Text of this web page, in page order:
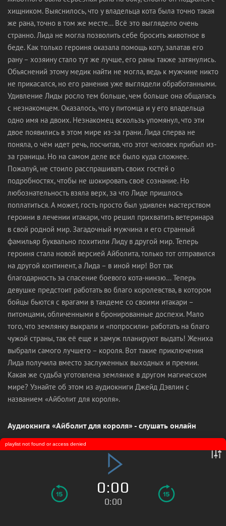
хищником. Выяснилось, что у владельца кота была точно такая
же рана, точно в том же месте… Всё это выглядело очень
странно. Лида не могла позволить себе бросить животное в
беде. Как только героиня оказала помощь коту, залатав его
рану – хозяину стало тут же лучше, его раны также затянулись.
Объяснений этому медик найти не могла, ведь к мужчине никто
не прикасался, но его ранения уже выглядели обработанными.
Удивление Лиды росло тем больше, чем больше она общалась
с незнакомцем. Оказалось, что у питомца и у его владельца
одно имя на двоих. Незнакомец вскользь упомянул, что эти
двое появились в этом мире из-за грани. Лида сперва не
поняла, о чём идет речь, посчитав, что этот человек прибыл из-
за границы. Но на самом деле всё было куда сложнее.
Пожалуй, не стоило расспрашивать своих гостей о
подробностях, чтобы не шокировать своё сознание. Но
любознательность взяла верх, за что Лиде пришлось
поплатиться. А может, гость просто был удивлен мастерством
героини в лечении итакари, что решил прихватить ветеринара
в свой родной мир. Загадочный мужчина и его странный
фамильяр буквально похитили Лиду в другой мир. Теперь
героиня стала новой версией Айболита, только тот отправился
на другой континент, а Лида – в иной мир! Вот так
благодарность за спасение боевого кота-нинзю… Теперь
девушке предстоит работать во благо королевства, в котором
бойцы бьются с врагами в тандеме со своими итакари –
питомцами, обличенными в бронированные доспехи. Мало
того, что землянку выкрали и «попросили» работать на благо
чужой страны, так её еще и замуж планируют выдать! Жениха
выбрали самого лучшего – короля. Вот такие приключения
Лида получила вместо заслуженных выходных и премии.
Какая же судьба уготовлена землянке в другом магическом
мире? Узнайте об этом из аудиокниги Джейд Дэвлин с
названием «Айболит для короля».
Аудиокнига «Айболит для короля» - слушать онлайн
0:00
0:00
playlist not found or access denied